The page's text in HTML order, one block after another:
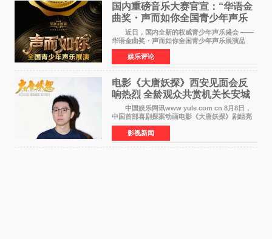
国内重磅音乐大赛官宣：“华语金
曲奖・声而如你全国青少年声乐
展演” 正式启幕，阿沁出任明星总
评审
近日，国内全新的权威青少年声乐盛会 ——
华语金曲奖・声而如你全国青少年声乐展演品
牌，在湖南长沙隆重举行官宣，国内又一高规格
青少年声乐赛事全面启航。 本赛事由寰宇声
扬联合华语金曲
娱乐评论
电影《大唐妖探》西安见面会反
响热烈 全龄观众共赏机关长安城
中国娱乐网讯www yule com cn 8月8日，
中国首部喜剧探案动画电影《大唐妖探》剧组亮
相西安，举办线下见面会活动。导演程腾、联合
导演黄珉、总制片人曹紫建、制片人李莹莹、领
衔声音出演雷淞然
影视新闻